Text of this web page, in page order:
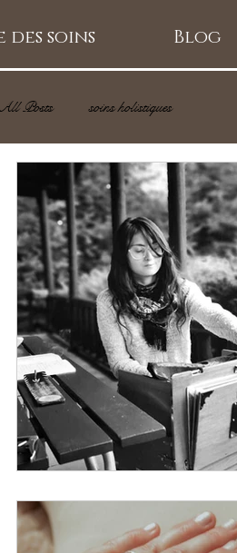
soins Blog
All Posts soins holistiques